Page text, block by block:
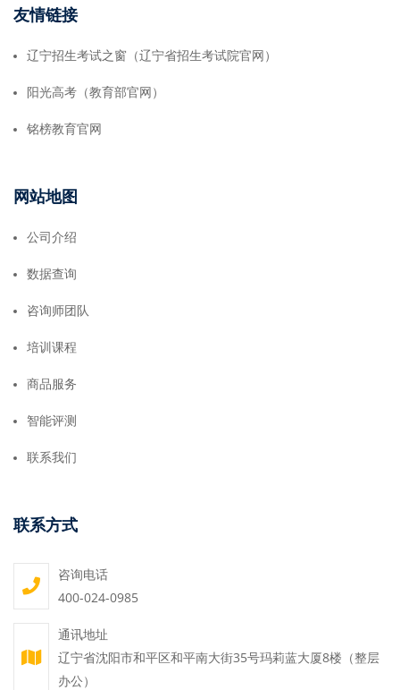
友情链接
辽宁招生考试之窗（辽宁省招生考试院官网）
阳光高考（教育部官网）
铭榜教育官网
网站地图
公司介绍
数据查询
咨询师团队
培训课程
商品服务
智能评测
联系我们
联系方式
咨询电话
400-024-0985
通讯地址
辽宁省沈阳市和平区和平南大街35号玛莉蓝大厦8楼（整层
办公）